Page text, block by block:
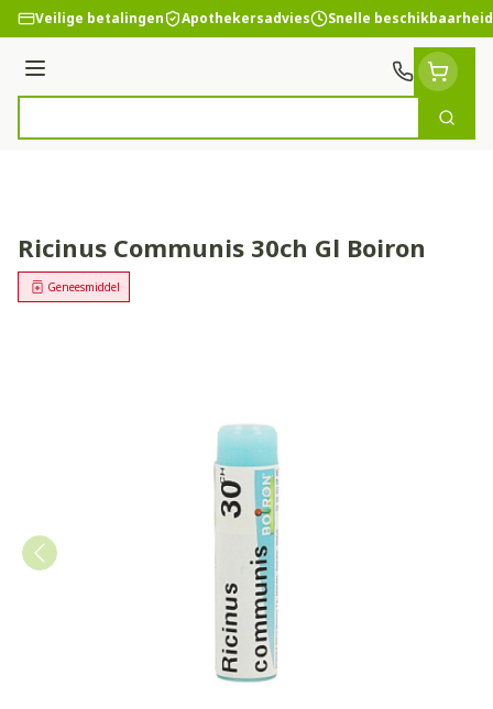
Ga naar de inhoud
Veilige betalingen Apothekersadvies Snelle beschikbaarheid
Menu
Zoek
Ricinus Communis 30ch Gl Boiron
Geneesmiddel